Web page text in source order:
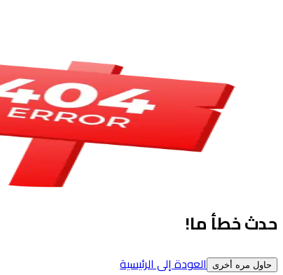
حدث خطأ ما!
حاول مره أخرى العودة إلى الرئيسية